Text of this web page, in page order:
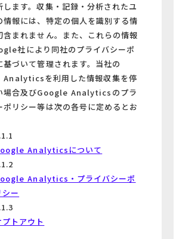
します。収集・記録・分析されたユ
情報には、特定の個人を識別する情
含まれません。また、これらの情報
社により同社のプライバシーポ
基づいて管理されます。当社の
を利用した情報収集を停
場合及びGoogle Analyticsのプラ
ポリシー等は次の各号に定めるとお
Analyticsについて
Analytics・プライバシーポ
シー
プトアウト